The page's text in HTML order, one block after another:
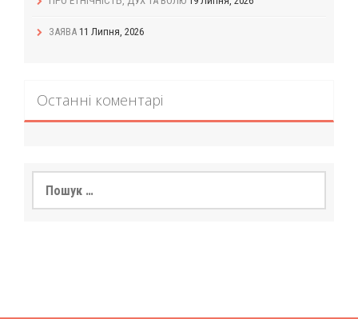
ЗАЯВА 11 Липня, 2026
Останні коментарі